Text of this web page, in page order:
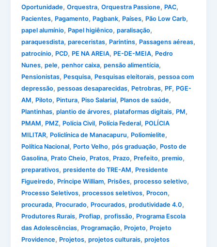
Oportunidade,Orquestra,Orquestra Passione, PAC,
Pacientes, Pagamento, Pagbank, Países, Pão Low Carb,
papel alumínio, Papel higiênico,paralisação,
paraquesdista,pareceristas, Parintins, Passagens aéreas,
patrocínio, PCD, PE NA AREIA, PE-DE-MEIA, Pedro
Nunes,pele,penhor caixa,pensão alimentícia,
Pensionistas, Pesquisa, Pesquisas eleitorais,pessoa com
depressão,pessoas desaparecidas, Petrobras, PF, PGE-
AM, Piloto, Pintura, Piso Salarial, Planos de saúde,
Plantinhas,plantio de árvores,plataformas digitais, PM,
PMAM, PMZ, Polícia Civil, Polícia Federal, POLÍCIA
MILITAR, Policlínica de Manacapuru, Poliomielite,
Política Nacional, Porto Velho,pós graduação, Posto de
Gasolina, Prato Cheio, Pratos, Prazo, Prefeito,premio,
preparativos,presidente do TRE-AM, Presidente
Figueiredo, Príncipe William, Prisões,processo seletivo,
Processo Seletivos,processos seletivos, Procon,
procurada, Procurado, Procurados,produtividade 4.0,
Produtores Rurais, Profiap,profissão, Programa Escola
das Adolescências, Programação, Projeto, Projeto
Providence, Projetos,projetos culturais,projetos